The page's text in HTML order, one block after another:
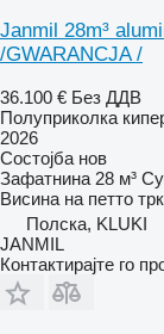
Janmil 28m³
/GWARANCJA /
36.100 € Без ДДВ
Полуприколка
2026
Состојба нов
Зафатнина 28 м³
Висина на петто
Полска, KLUKI
JANMIL
Контактирајте го